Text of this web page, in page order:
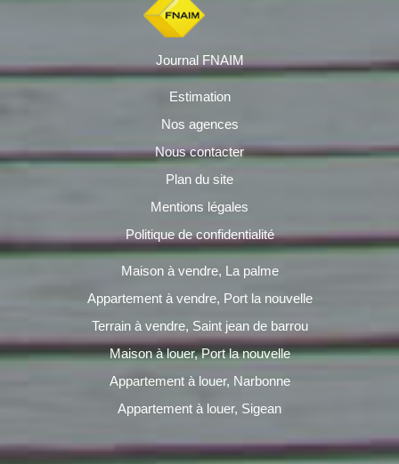
Journal FNAIM
Estimation
Nos agences
Nous contacter
Plan du site
Mentions légales
Politique de confidentialité
Maison à vendre, La palme
Appartement à vendre, Port la nouvelle
Terrain à vendre, Saint jean de barrou
Maison à louer, Port la nouvelle
Appartement à louer, Narbonne
Appartement à louer, Sigean